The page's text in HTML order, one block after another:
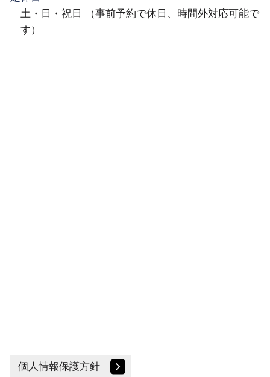
土・日・祝日 （事前予約で休日、時間外対応可能で
す）
個人情報保護方針